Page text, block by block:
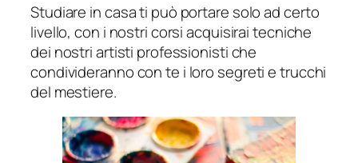
Studiare in casa ti può portare solo ad certo
livello, con i nostri corsi acquisirai tecniche
dei nostri artisti professionisti che
condivideranno con te i loro segreti e trucchi
del mestiere.